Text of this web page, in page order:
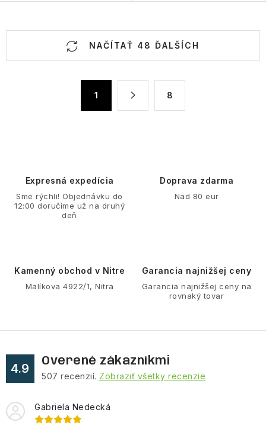
u
NAČÍTAŤ 48 ĎALŠÍCH
1 8
Expresná expedícia
Sme rýchli! Objednávku do
12:00 doručíme už na druhý
deň
Doprava zdarma
Nad 80 eur
Kamenný obchod v Nitre
Malíkova 4922/1, Nitra
Garancia najnižšej ceny
Garancia najnižšej ceny na
rovnaký tovar
4.9
Overené zákazníkmi
507 recenzií. Zobraziť všetky recenzie
Gabriela Nedecká